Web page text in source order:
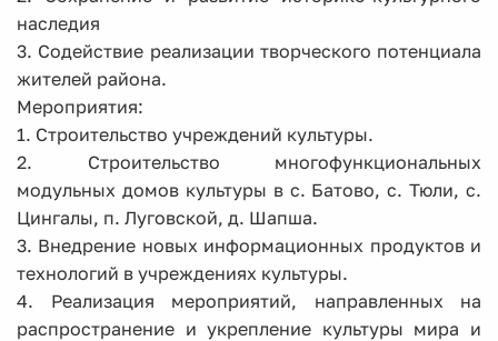
наследия
3. Содействие реализации творческого потенциала
жителей района.
Мероприятия:
1. Строительство учреждений культуры.
2. Строительство многофункциональных
модульных домов культуры в с. Батово, с. Тюли, с.
Цингалы, п. Луговской, д. Шапша.
3. Внедрение новых информационных продуктов и
технологий в учреждениях культуры.
4. Реализация мероприятий, направленных на
распространение и укрепление культуры мира и